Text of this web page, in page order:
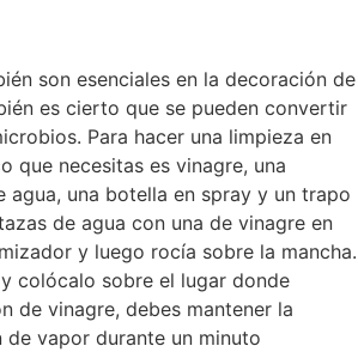
son esenciales en la decoración de
es cierto que se pueden convertir
Para hacer una limpieza en
que necesitas es vinagre, una
agua, una botella en spray y un trapo
de agua con una de vinagre en
y luego rocía sobre la mancha.
colócalo sobre el lugar donde
de vinagre, debes mantener la
de vapor durante un minuto